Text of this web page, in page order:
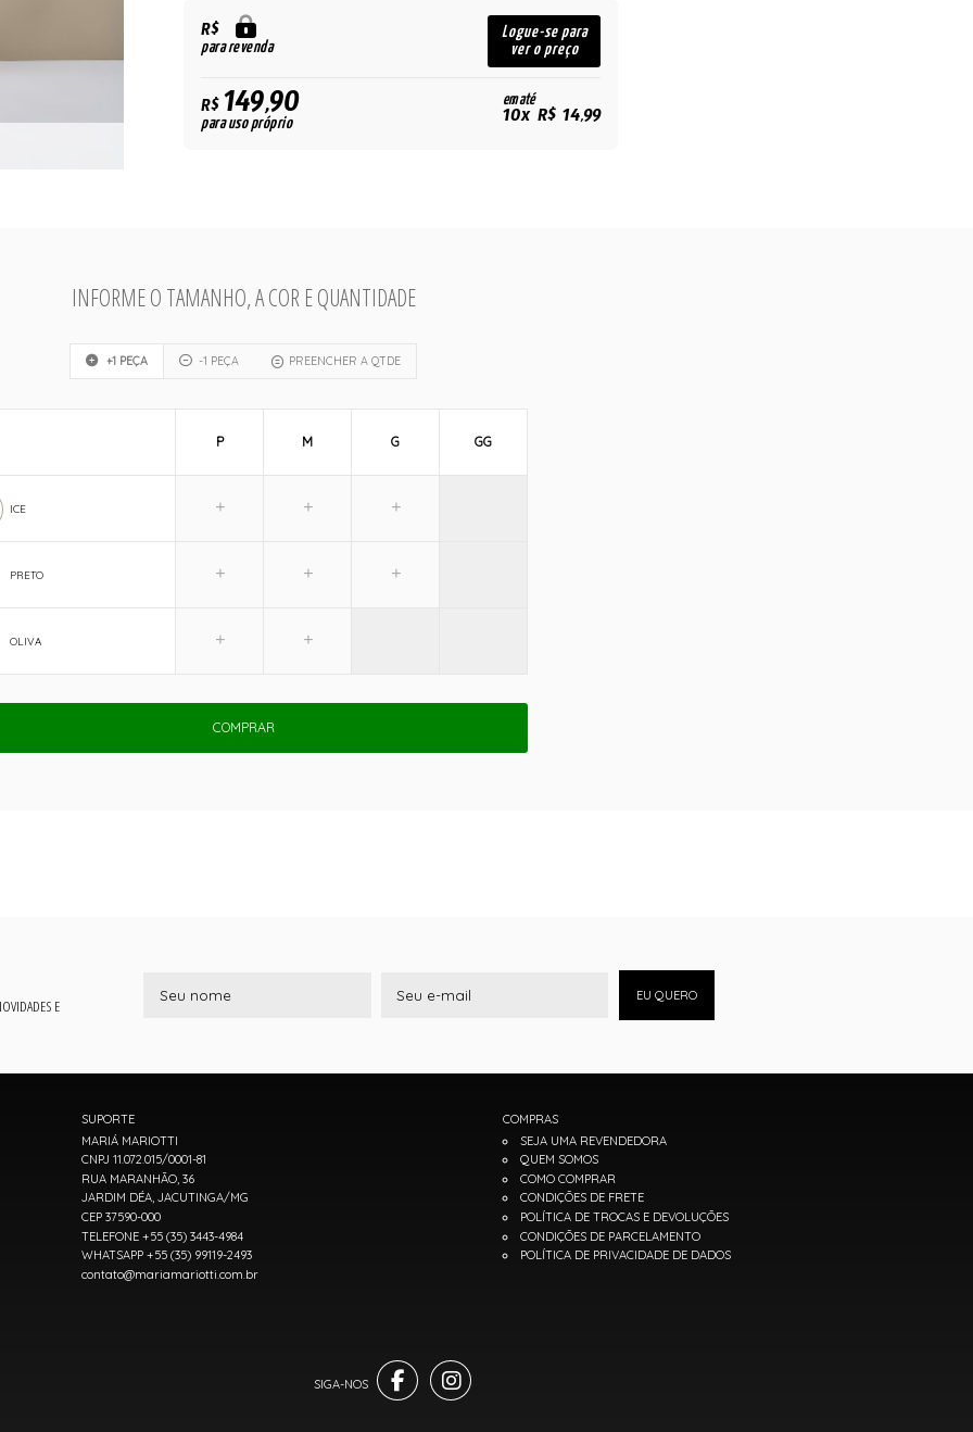
R$
para revenda
Logue-se para
ver o preço
R$149,90
para uso próprio
em até
10x R$ 14,99
INFORME O TAMANHO, A COR E QUANTIDADE
+1 PEÇA -1 PEÇA PREENCHER A QTDE
ICE
PRETO
OLIVA
P M G GG
COMPRAR
E EU QUERO
SUPORTE
MARIÁ MARIOTTI
CNPJ 11.072.015/0001-81
RUA MARANHÃO, 36
JARDIM DÉA, JACUTINGA/MG
CEP 37590-000
TELEFONE +55 (35) 3443-4984
WHATSAPP +55 (35) 99119-2493
contato@mariamariotti.com.br
COMPRAS
SEJA UMA REVENDEDORA
QUEM SOMOS
COMO COMPRAR
CONDIÇÕES DE FRETE
POLÍTICA DE TROCAS E DEVOLUÇÕES
CONDIÇÕES DE PARCELAMENTO
POLÍTICA DE PRIVACIDADE DE DADOS